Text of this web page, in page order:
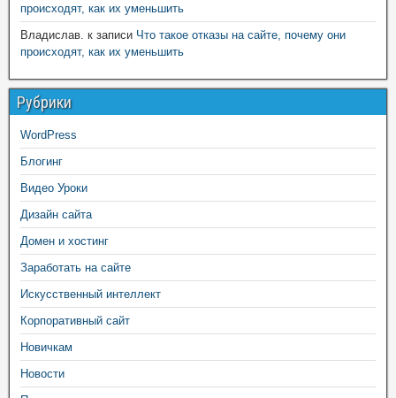
происходят, как их уменьшить
Владислав. к записи Что такое отказы на сайте, почему они
происходят, как их уменьшить
Рубрики
WordPress
Блогинг
Видео Уроки
Дизайн сайта
Домен и хостинг
Заработать на сайте
Искусственный интеллект
Корпоративный сайт
Новичкам
Новости